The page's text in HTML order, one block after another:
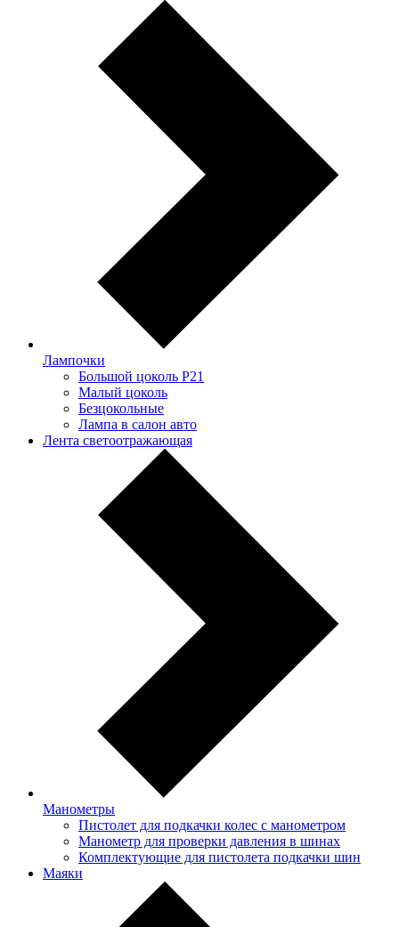
Лампочки
Большой цоколь P21
Малый цоколь
Безцокольные
Лампа в салон авто
Лента светоотражающая
Манометры
Пистолет для подкачки колес с манометром
Манометр для проверки давления в шинах
Комплектующие для пистолета подкачки шин
Маяки